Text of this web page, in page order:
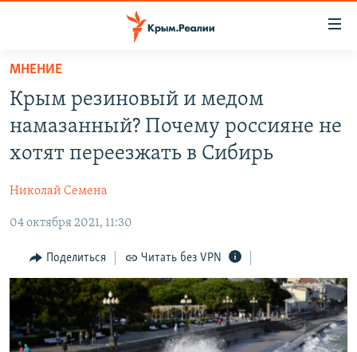
Вернуться
основному
содержанию
главной
Вернутся
поиску
СПЕЦПРОЕКТЫ
ЕЩЕ
ИНТЕРАКТИВ
ИНФОГРАФИКА
ТЕЛЕПРОЕКТ КРЫМ.РЕАЛИИ
СОВЕТЫ ПРАВОЗАЩИТНИКОВ
ПРОПАВШИЕ БЕЗ ВЕСТИ
РАДІО СВОБОДА
КАК ОБОЙТИ БЛОКИРОВКУ
Українською
Qırımtatar
МНЕНИЕ
Крым резиновый и медом
намазанный? Почему россияне не
хотят переезжать в Сибирь
Николай Семена
04 октября 2021, 11:30
Поделиться Читать без VPN